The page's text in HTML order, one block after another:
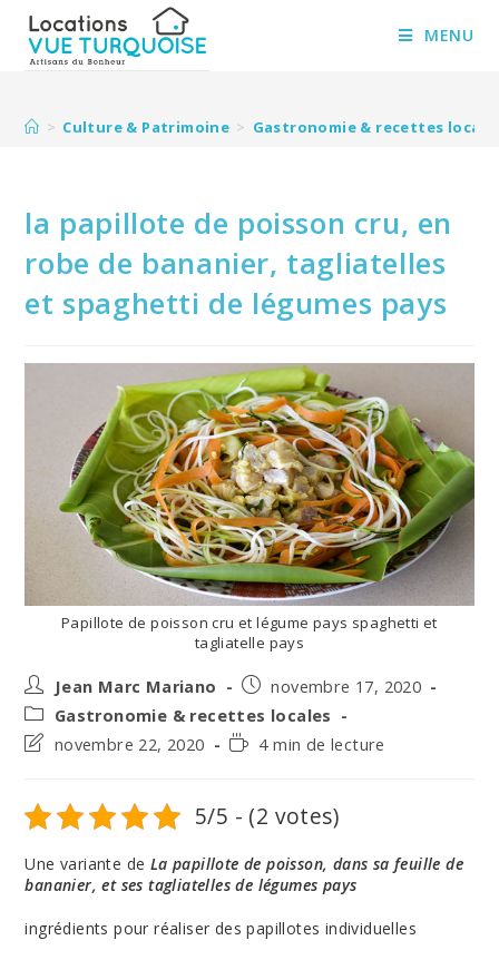
content
MENU
> Culture & Patrimoine > Gastronomie & recettes
la papillote de poisson cru, en
robe de bananier, tagliatelles
et spaghetti de légumes pays
Papillote de poisson cru et légume pays spaghetti et
tagliatelle pays
Auteur/autrice
de
la
publication :
Jean Marc Mariano
Post
published:
novembre 17, 2020
Post
category:
Gastronomie & recettes locales
Postnovembre 22, 2020
Temps4 min de lecture
5/5 - (2 votes)
Une variante de La papillote de poisson, dans sa feuille de
bananier, et ses tagliatelles de légumes pays
ingrédients pour réaliser des papillotes individuelles